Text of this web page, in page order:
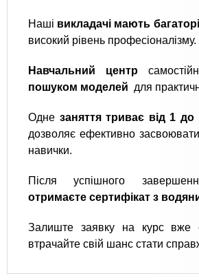
Наші викладачі мають
високий рівень професіоналізму.
Навчальний центр
пошуком моделей для
Одне заняття триває від 1 до
дозволяє ефективно
навички.
Після успішного
отримаєте сертифікат з
Залиште заявку на курс вже
втрачайте свій шанс стати